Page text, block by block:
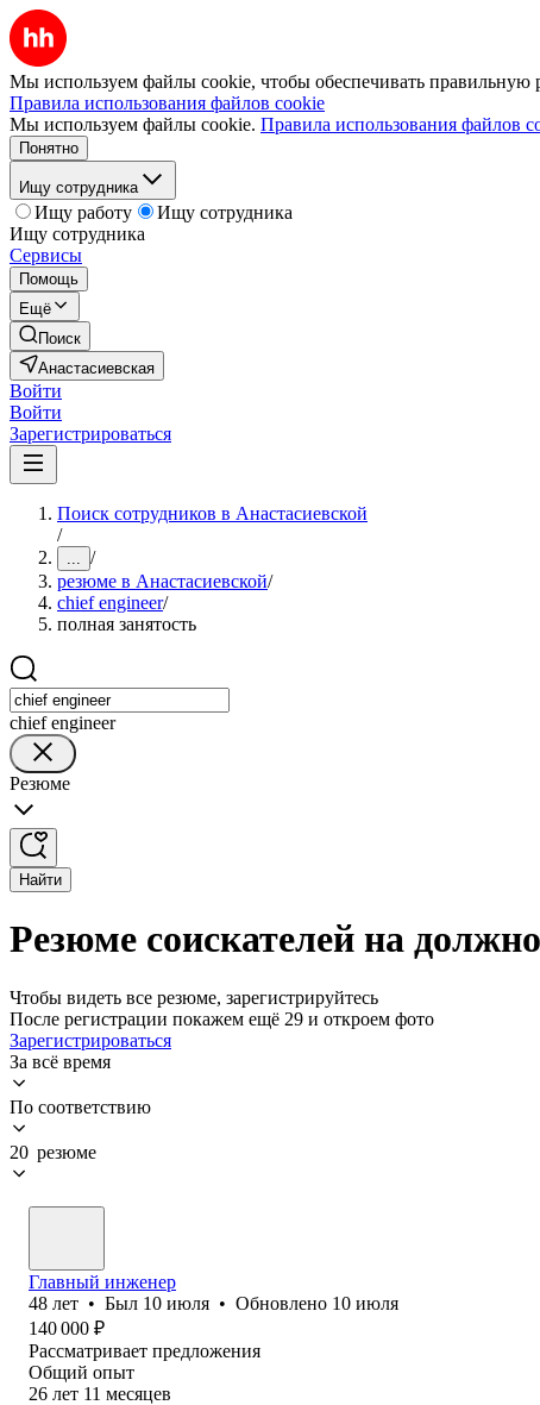
Мы используем файлы cookie, чтобы обеспечивать правильную
Правила использования файлов cookie
Мы используем файлы cookie. Правила использования файлов
Понятно
Ищу сотрудника
Ищу работу
Ищу сотрудника
Ищу сотрудника
Сервисы
Помощь
Ещё
Поиск
Анастасиевская
Войти
Войти
Зарегистрироваться
Поиск сотрудников в Анастасиевской
/
... /
резюме в Анастасиевской/
chief engineer/
полная занятость
chief engineer
Резюме
Найти
Резюме соискателей на
Чтобы видеть все резюме, зарегистрируйтесь
После регистрации покажем ещё 29 и откроем фото
Зарегистрироваться
За всё время
По соответствию
20 резюме
Главный инженер
48 лет • Был 10 июля • Обновлено 10 июля
140 000 ₽
Рассматривает предложения
Общий опыт
26 лет 11 месяцев